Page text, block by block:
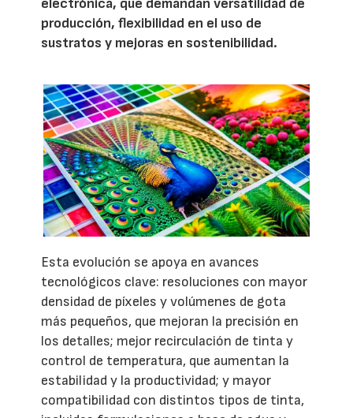
electrónica, que demandan versatilidad de
producción, flexibilidad en el uso de
sustratos y mejoras en sostenibilidad.
Esta evolución se apoya en avances
tecnológicos clave: resoluciones con mayor
densidad de píxeles y volúmenes de gota
más pequeños, que mejoran la precisión en
los detalles; mejor recirculación de tinta y
control de temperatura, que aumentan la
estabilidad y la productividad; y mayor
compatibilidad con distintos tipos de tinta,